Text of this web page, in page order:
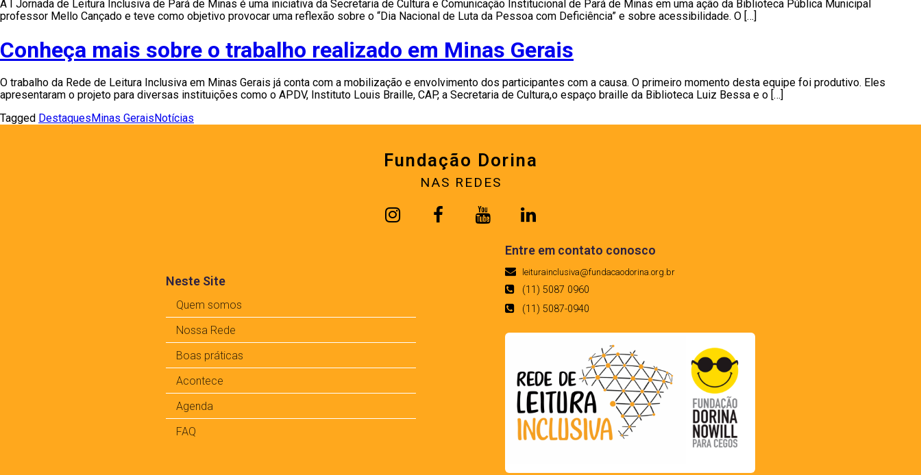
A I Jornada de Leitura Inclusiva de Pará de Minas é uma iniciativa da Secretaria de Cultura e Comunicação Institucional de Pará de Minas em uma ação da Biblioteca Pública Municipal
professor Mello Cançado e teve como objetivo provocar uma reflexão sobre o “Dia Nacional de Luta da Pessoa com Deficiência” e sobre acessibilidade. O […]
Conheça mais sobre o trabalho realizado em Minas Gerais
O trabalho da Rede de Leitura Inclusiva em Minas Gerais já conta com a mobilização e envolvimento dos participantes com a causa. O primeiro momento desta equipe foi produtivo. Eles
apresentaram o projeto para diversas instituições como o APDV, Instituto Louis Braille, CAP, a Secretaria de Cultura,o espaço braille da Biblioteca Luiz Bessa e o […]
Tagged DestaquesMinas GeraisNotícias
Fundação Dorina
NAS REDES
Neste Site
Quem somos
Nossa Rede
Boas práticas
Acontece
Agenda
FAQ
Entre em contato conosco
leiturainclusiva@fundacaodorina.org.br
(11) 5087 0960
(11) 5087-0940